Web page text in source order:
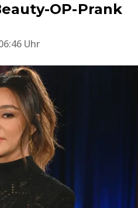
OP-Prank
Uhr